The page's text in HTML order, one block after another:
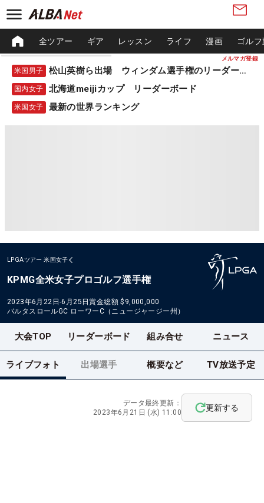
メルマガ登録
全ツアー ギア レッスン ライフ 漫画 ゴル
米国男子 松山英樹ら出場 ウィンダム選手権のリーダーボード
国内女子 北海道meijiカップ リーダーボード
米国女子 最新の世界ランキング
LPGAツアー 米国女子
KPMG全米女子プロゴルフ選手権
2023年6月22日-6月25日賞金総額 $9,000,000
バルタスロールGC ローワーC（ニュージャージー州）
大会TOP リーダーボード 組み合せ ニュース
ライブフォト 出場選手 概要など TV放送予定
データ最終更新：
2023年6月21日 (水) 11:00
更新する